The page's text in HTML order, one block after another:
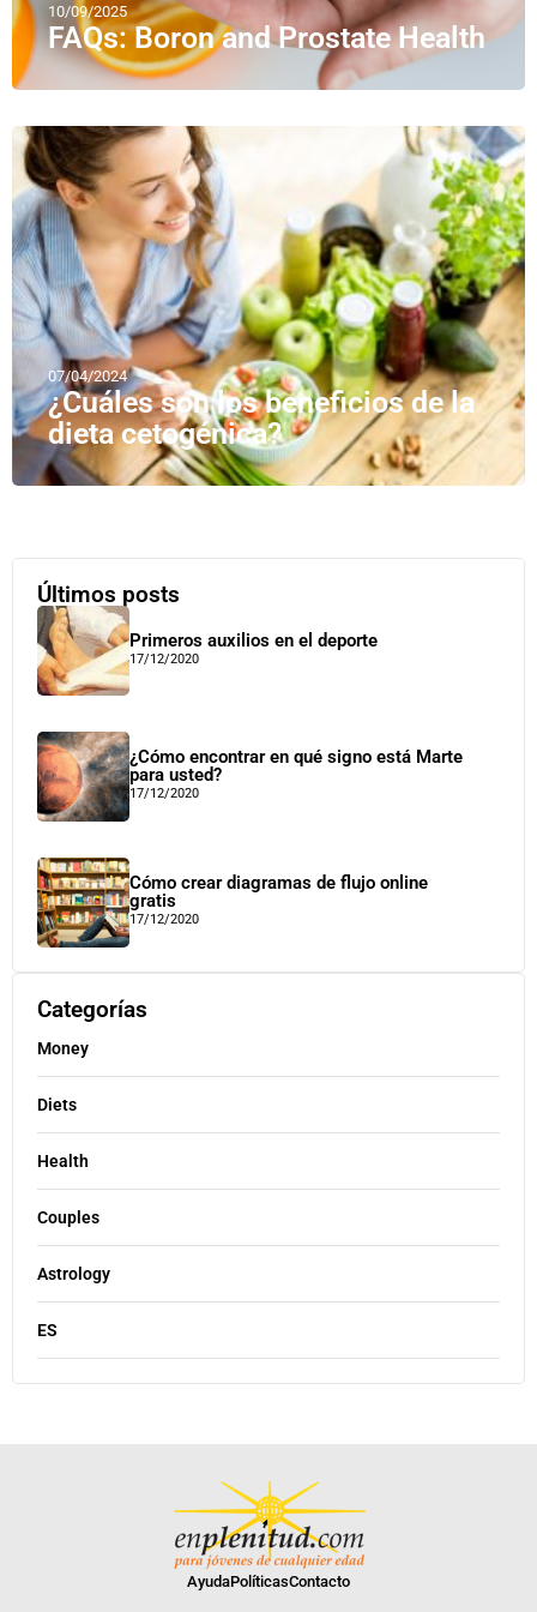
10/09/2025
FAQs: Boron and Prostate Health
07/04/2024
¿Cuáles son los beneficios de la
dieta cetogénica?
Últimos posts
Primeros auxilios en el deporte
17/12/2020
¿Cómo encontrar en qué signo está Marte
para usted?
17/12/2020
Cómo crear diagramas de flujo online
gratis
17/12/2020
Categorías
Money
Diets
Health
Couples
Astrology
ES
AyudaPolíticasContacto